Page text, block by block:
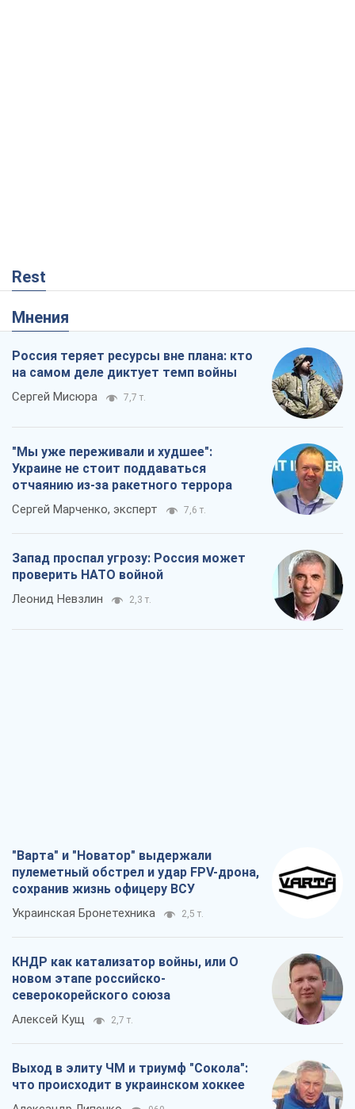
Rest
Мнения
Россия теряет ресурсы вне плана: кто
на самом деле диктует темп войны
Сергей Мисюра 7,7 т.
"Мы уже переживали и худшее":
Украине не стоит поддаваться
отчаянию из-за ракетного террора
Сергей Марченко, эксперт 7,6 т.
Запад проспал угрозу: Россия может
проверить НАТО войной
Леонид Невзлин 2,3 т.
"Варта" и "Новатор" выдержали
пулеметный обстрел и удар FPV-дрона,
сохранив жизнь офицеру ВСУ
Украинская Бронетехника 2,5 т.
КНДР как катализатор войны, или О
новом этапе российско-
северокорейского союза
Алексей Кущ 2,7 т.
Выход в элиту ЧМ и триумф "Сокола":
что происходит в украинском хоккее